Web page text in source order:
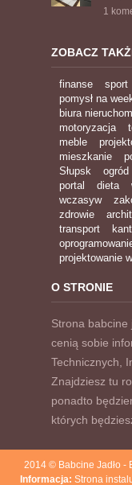
1
ZOBACZ
finanse sport
pomysł na
biura
motoryzacja
meble
mieszkanie
Słupsk
ogród
portal
dieta
wczasyw
zdrowie
transport
projektowanie
O STRONIE
Strona babcine
cenią sobie
Technicznych,
Znajdziesz tu
ponadto
których
2014 © Babcine Jadło -
Informacja: Strona